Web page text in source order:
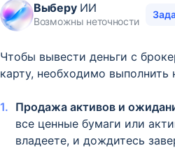
ВыберуИИ
Возможны неточности
Чтобы вывести деньги с
карту, необходимо выполнить
Продажа активов и
все ценные бумаги или
владеете, и дождитесь